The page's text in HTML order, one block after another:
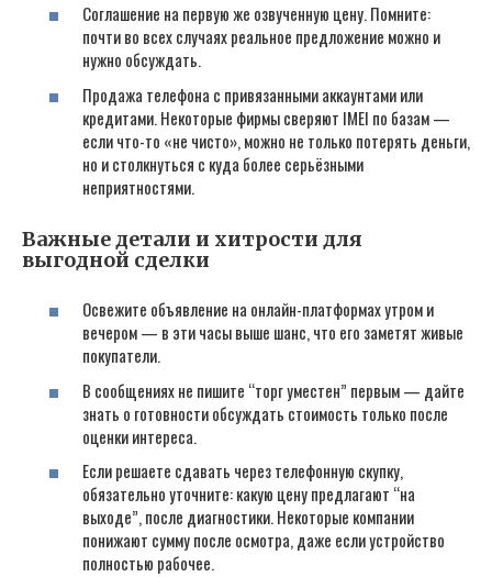
Соглашение на первую же озвученную цену. Помните:
почти во всех случаях реальное предложение можно и
нужно обсуждать.
Продажа телефона с привязанными аккаунтами или
кредитами. Некоторые фирмы сверяют IMEI по базам —
если что-то «не чисто», можно не только потерять деньги,
но и столкнуться с куда более серьёзными
неприятностями.
Важные детали и хитрости для
выгодной сделки
Освежите объявление на онлайн-платформах утром и
вечером — в эти часы выше шанс, что его заметят живые
покупатели.
В сообщениях не пишите “торг уместен” первым — дайте
знать о готовности обсуждать стоимость только после
оценки интереса.
Если решаете сдавать через телефонную скупку,
обязательно уточните: какую цену предлагают “на
выходе”, после диагностики. Некоторые компании
понижают сумму после осмотра, даже если устройство
полностью рабочее.